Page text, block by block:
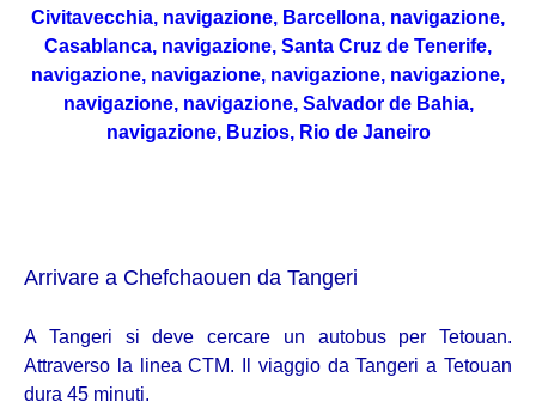
Civitavecchia, navigazione, Barcellona, navigazione,
Casablanca, navigazione, Santa Cruz de Tenerife,
navigazione, navigazione, navigazione, navigazione,
navigazione, navigazione, Salvador de Bahia,
navigazione, Buzios, Rio de Janeiro
Arrivare a Chefchaouen da Tangeri
A Tangeri si deve cercare un autobus per Tetouan.
Attraverso la linea CTM. Il viaggio da Tangeri a Tetouan
dura 45 minuti.